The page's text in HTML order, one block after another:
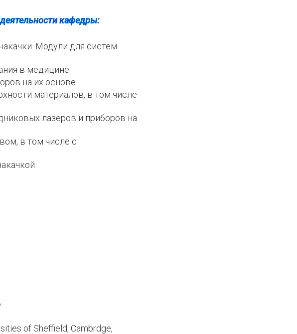
кафедры:
Модули для систем
в медицине
на их основе.
материалов, в том числе
лазеров и приборов на
в том числе с
of Sheffield, Cambrdge,